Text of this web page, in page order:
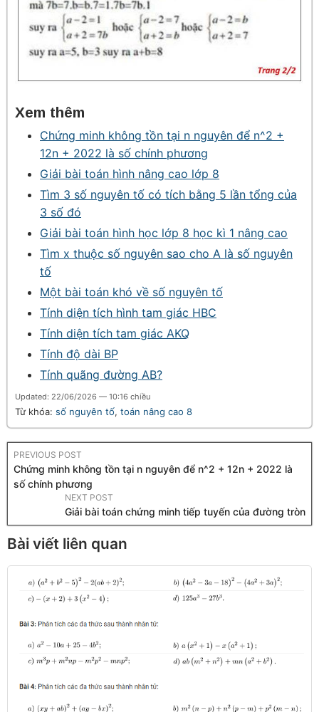
Xem thêm
Chứng minh không tồn tại n nguyên để n^2 +
12n + 2022 là số chính phương
Giải bài toán hình nâng cao lớp 8
Tìm 3 số nguyên tố có tích bằng 5 lần tổng của
3 số đó
Giải bài toán hình học lớp 8 học kì 1 nâng cao
Tìm x thuộc số nguyên sao cho A là số nguyên
tố
Một bài toán khó về số nguyên tố
Tính diện tích hình tam giác HBC
Tính diện tích tam giác AKQ
Tính độ dài BP
Tính quãng đường AB?
Updated: 22/06/2026 — 10:16 chiều
Từ khóa: số nguyên tố, toán nâng cao 8
PREVIOUS POST
Chứng minh không tồn tại n nguyên để n^2 + 12n + 2022 là
số chính phương
NEXT POST
Giải bài toán chứng minh tiếp tuyến của đường tròn
Bài viết liên quan